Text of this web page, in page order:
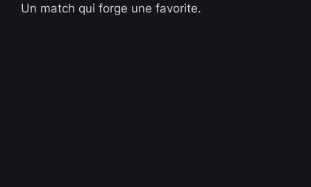
Un match qui forge une favorite.